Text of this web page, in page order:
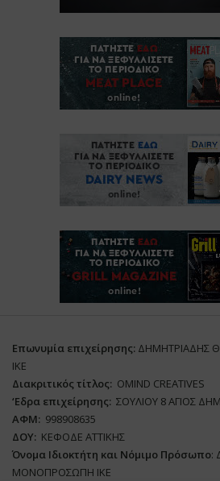
Επωνυμία επιχείρησης: ΔΗΜΗΤΡΙΑΔΗΣ
ΙΚΕ
Διακριτικός τίτλος: ΟΜΙΝD CREATIVES
‘Eδρα επιχείρησης: ΣΟΥΛΙΟΥ 8 ΑΓΙΟΣ
ΑΦΜ: 998908635
ΔΟΥ: ΚΕΦΟΔΕ ΑΤΤΙΚΗΣ
Όνομα Ιδιοκτήτη και Νόμιμο Πρόσωπο:
ΜΟΝΟΠΡΟΣΩΠΗ ΙΚΕ